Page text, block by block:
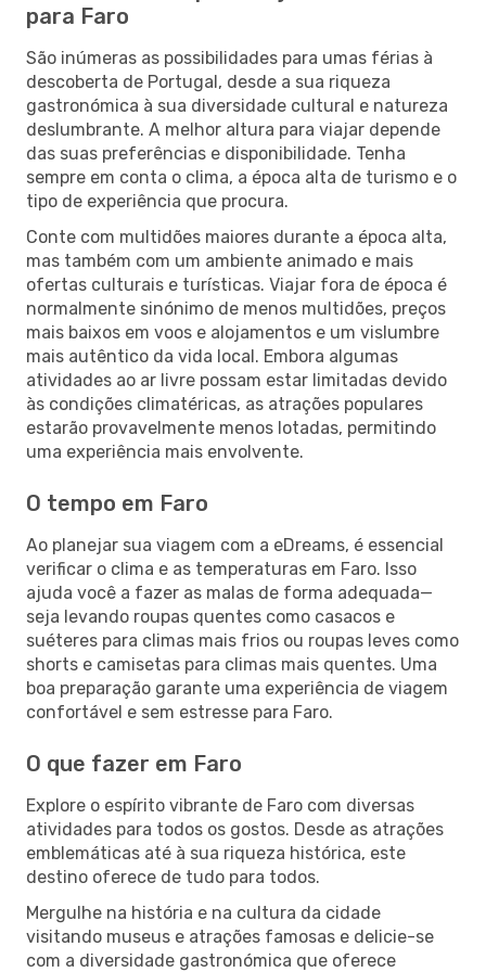
para Faro
São inúmeras as possibilidades para umas férias à
descoberta de Portugal, desde a sua riqueza
gastronómica à sua diversidade cultural e natureza
deslumbrante. A melhor altura para viajar depende
das suas preferências e disponibilidade. Tenha
sempre em conta o clima, a época alta de turismo e o
tipo de experiência que procura.
Conte com multidões maiores durante a época alta,
mas também com um ambiente animado e mais
ofertas culturais e turísticas. Viajar fora de época é
normalmente sinónimo de menos multidões, preços
mais baixos em voos e alojamentos e um vislumbre
mais autêntico da vida local. Embora algumas
atividades ao ar livre possam estar limitadas devido
às condições climatéricas, as atrações populares
estarão provavelmente menos lotadas, permitindo
uma experiência mais envolvente.
O tempo em Faro
Ao planejar sua viagem com a eDreams, é essencial
verificar o clima e as temperaturas em Faro. Isso
ajuda você a fazer as malas de forma adequada—
seja levando roupas quentes como casacos e
suéteres para climas mais frios ou roupas leves como
shorts e camisetas para climas mais quentes. Uma
boa preparação garante uma experiência de viagem
confortável e sem estresse para Faro.
O que fazer em Faro
Explore o espírito vibrante de Faro com diversas
atividades para todos os gostos. Desde as atrações
emblemáticas até à sua riqueza histórica, este
destino oferece de tudo para todos.
Mergulhe na história e na cultura da cidade
visitando museus e atrações famosas e delicie-se
com a diversidade gastronómica que oferece